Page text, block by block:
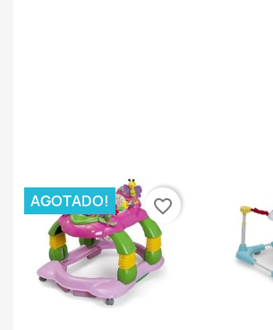
AGOTADO! favorite_border